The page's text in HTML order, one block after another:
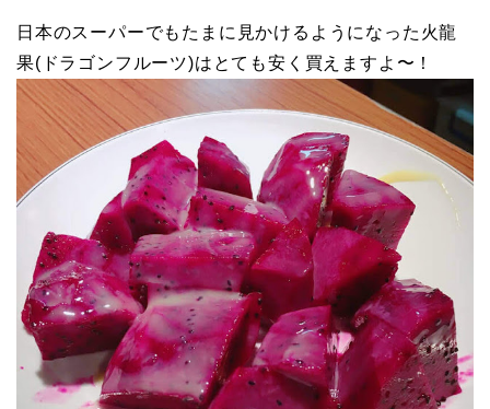
日本のスーパーでもたまに見かけるようになった火龍
果(ドラゴンフルーツ)はとても安く買えますよ〜！